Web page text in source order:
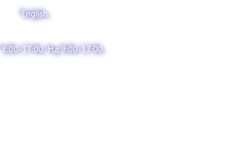
English
8:00-17:00, Нд 9:00-17:00